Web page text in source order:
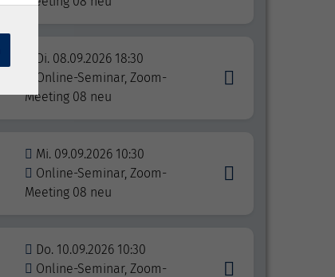
Di. 08.09.2026 18:30
Online-Seminar, Zoom-
Meeting 08 neu
Mi. 09.09.2026 10:30
Online-Seminar, Zoom-
Meeting 08 neu
Do. 10.09.2026 10:30
Online-Seminar, Zoom-